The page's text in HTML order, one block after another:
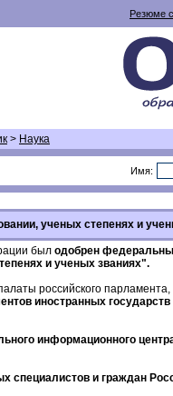
Резюме
> Наука
Имя:
ученых степенях и
был одобрен
и ученых званиях".
российского
иностранных
информационного
специалистов и граждан